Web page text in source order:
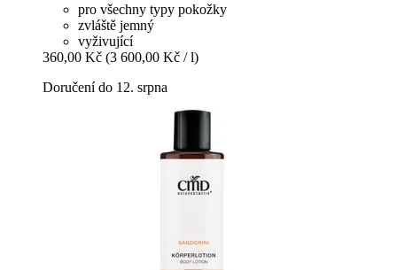
pro všechny typy pokožky
zvláště jemný
vyživující
360,00 Kč (3 600,00 Kč / l)
Doručení do 12. srpna